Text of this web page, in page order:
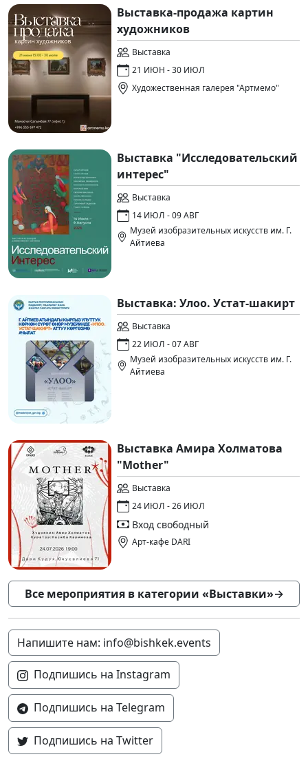
Выставка-продажа картин
художников
Выставка
21 ИЮН - 30 ИЮЛ
Художественная галерея "Артмемо"
Выставка "Исследовательский
интерес"
Выставка
14 ИЮЛ - 09 АВГ
Музей изобразительных искусств им. Г.
Айтиева
Выставка: Улоо. Устат-шакирт
Выставка
22 ИЮЛ - 07 АВГ
Музей изобразительных искусств им. Г.
Айтиева
Выставка Амира Холматова
"Mother"
Выставка
24 ИЮЛ - 26 ИЮЛ
Вход свободный
Арт-кафе DARI
Все мероприятия в категории «Выставки»→
Напишите нам: info@bishkek.events
Подпишись на Instagram
Подпишись на Telegram
Подпишись на Twitter